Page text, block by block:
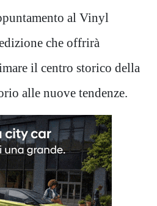
al Vinyl
che offrirà
il centro storico della
alle nuove tendenze.